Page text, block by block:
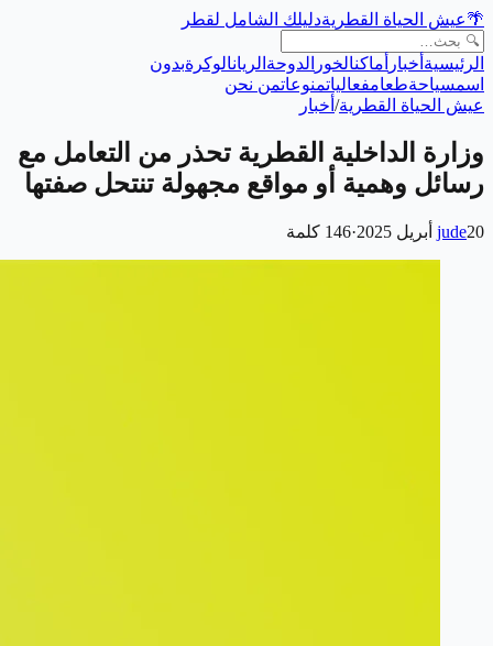
🌴عيش الحياة القطريةدليلك الشامل لقطر
الرئيسية أخبار أماكنالخور الدوحة الريانالوكرةبدون
اسمسياحةطعامفعالياتمنوعاتمن نحن
عيش الحياة القطرية/ أخبار
وزارة الداخلية القطرية تحذر من التعامل مع
رسائل وهمية أو مواقع مجهولة تنتحل صفتها
jude20 أبريل 2025 ·
146 كلمة